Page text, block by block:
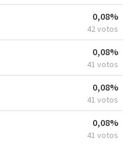
0,08%
42 votos
0,08%
41 votos
0,08%
41 votos
0,08%
41 votos